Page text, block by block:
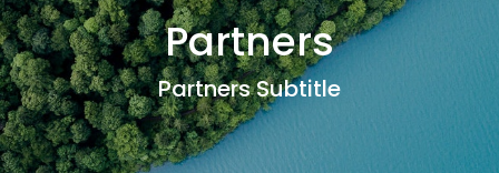
Partners
Partners Subtitle